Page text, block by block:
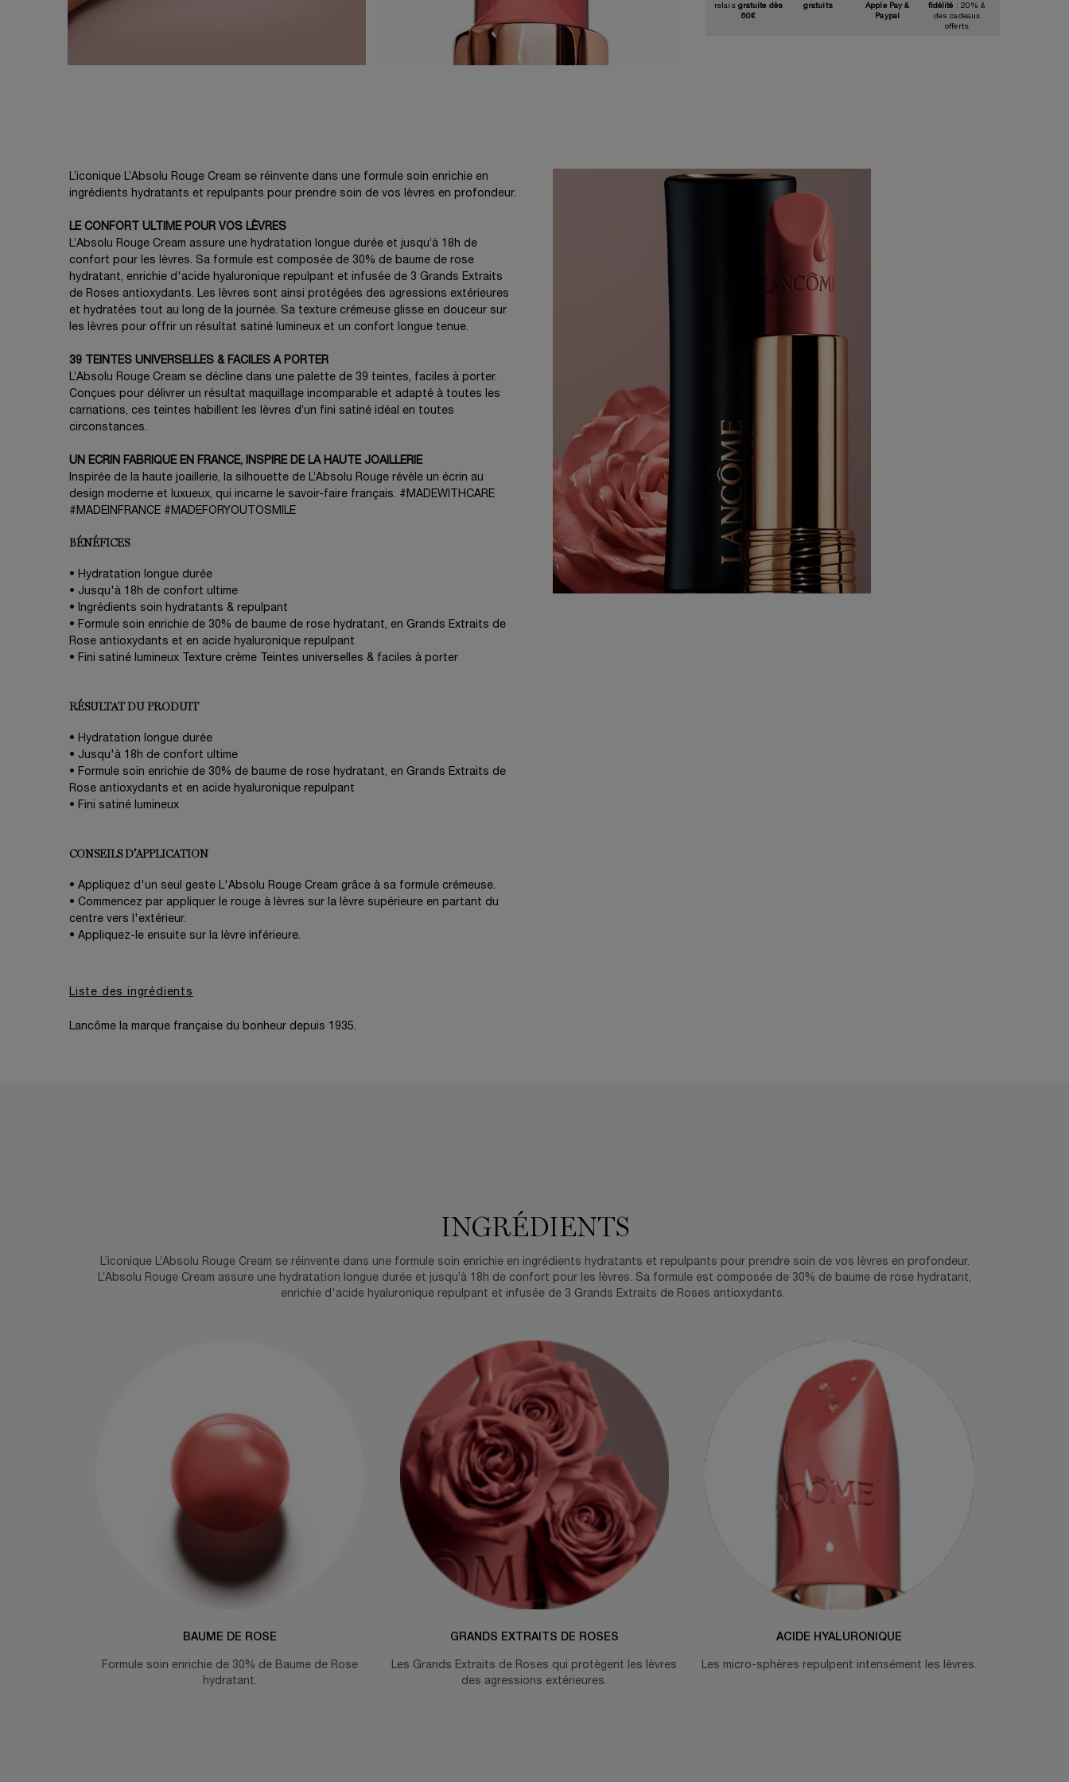
relais gratuite dès
60€
gratuits
Apple Pay &
Paypal
fidélité : 20% &
des cadeaux
offerts
L’iconique L’Absolu Rouge Cream se réinvente dans une formule soin enrichie en
ingrédients hydratants et repulpants pour prendre soin de vos lèvres en profondeur.
LE CONFORT ULTIME POUR VOS LÈVRES
L’Absolu Rouge Cream assure une hydratation longue durée et jusqu’à 18h de
confort pour les lèvres. Sa formule est composée de 30% de baume de rose
hydratant, enrichie d'acide hyaluronique repulpant et infusée de 3 Grands Extraits
de Roses antioxydants. Les lèvres sont ainsi protégées des agressions extérieures
et hydratées tout au long de la journée. Sa texture crémeuse glisse en douceur sur
les lèvres pour offrir un résultat satiné lumineux et un confort longue tenue.
39 TEINTES UNIVERSELLES & FACILES A PORTER
L’Absolu Rouge Cream se décline dans une palette de 39 teintes, faciles à porter.
Conçues pour délivrer un résultat maquillage incomparable et adapté à toutes les
carnations, ces teintes habillent les lèvres d’un fini satiné idéal en toutes
circonstances.
UN ECRIN FABRIQUE EN FRANCE, INSPIRE DE LA HAUTE JOAILLERIE
Inspirée de la haute joaillerie, la silhouette de L’Absolu Rouge révèle un écrin au
design moderne et luxueux, qui incarne le savoir-faire français. #MADEWITHCARE
#MADEINFRANCE #MADEFORYOUTOSMILE
BÉNÉFICES
• Hydratation longue durée
• Jusqu'à 18h de confort ultime
• Ingrédients soin hydratants & repulpant
• Formule soin enrichie de 30% de baume de rose hydratant, en Grands Extraits de
Rose antioxydants et en acide hyaluronique repulpant
• Fini satiné lumineux Texture crème Teintes universelles & faciles à porter
RÉSULTAT DU PRODUIT
• Hydratation longue durée
• Jusqu'à 18h de confort ultime
• Formule soin enrichie de 30% de baume de rose hydratant, en Grands Extraits de
Rose antioxydants et en acide hyaluronique repulpant
• Fini satiné lumineux
CONSEILS D’APPLICATION
• Appliquez d'un seul geste L'Absolu Rouge Cream grâce à sa formule crémeuse.
• Commencez par appliquer le rouge à lèvres sur la lèvre supérieure en partant du
centre vers l'extérieur.
• Appliquez-le ensuite sur la lèvre inférieure.
Liste des ingrédients
Lancôme la marque française du bonheur depuis 1935.
INGRÉDIENTS
L’iconique L’Absolu Rouge Cream se réinvente dans une formule soin enrichie en ingrédients hydratants et repulpants pour prendre soin de vos lèvres en profondeur.
L’Absolu Rouge Cream assure une hydratation longue durée et jusqu’à 18h de confort pour les lèvres. Sa formule est composée de 30% de baume de rose hydratant,
enrichie d'acide hyaluronique repulpant et infusée de 3 Grands Extraits de Roses antioxydants.
BAUME DE ROSE
Formule soin enrichie de 30% de Baume de Rose
hydratant.
GRANDS EXTRAITS DE ROSES
Les Grands Extraits de Roses qui protègent les lèvres
des agressions extérieures.
ACIDE HYALURONIQUE
Les micro-sphères repulpent intensément les lèvres.